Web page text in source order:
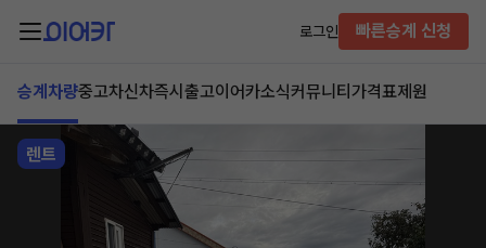
로그인 빠른승계 신청
승계차량중고차신차즉시출고이어카소식커뮤니티 가격표제원
렌트